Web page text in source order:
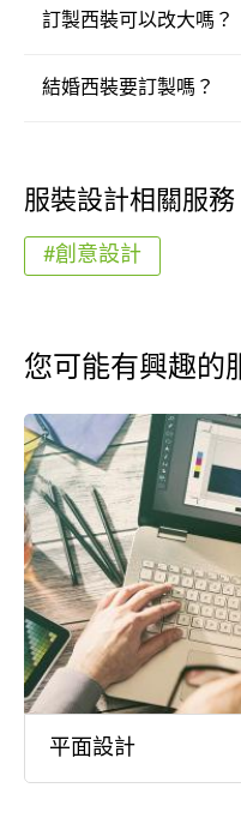
訂製西裝可以改大嗎？
結婚西裝要訂製嗎？
服裝設計相關服務
#創意設計
您可能有興趣的
平面設計